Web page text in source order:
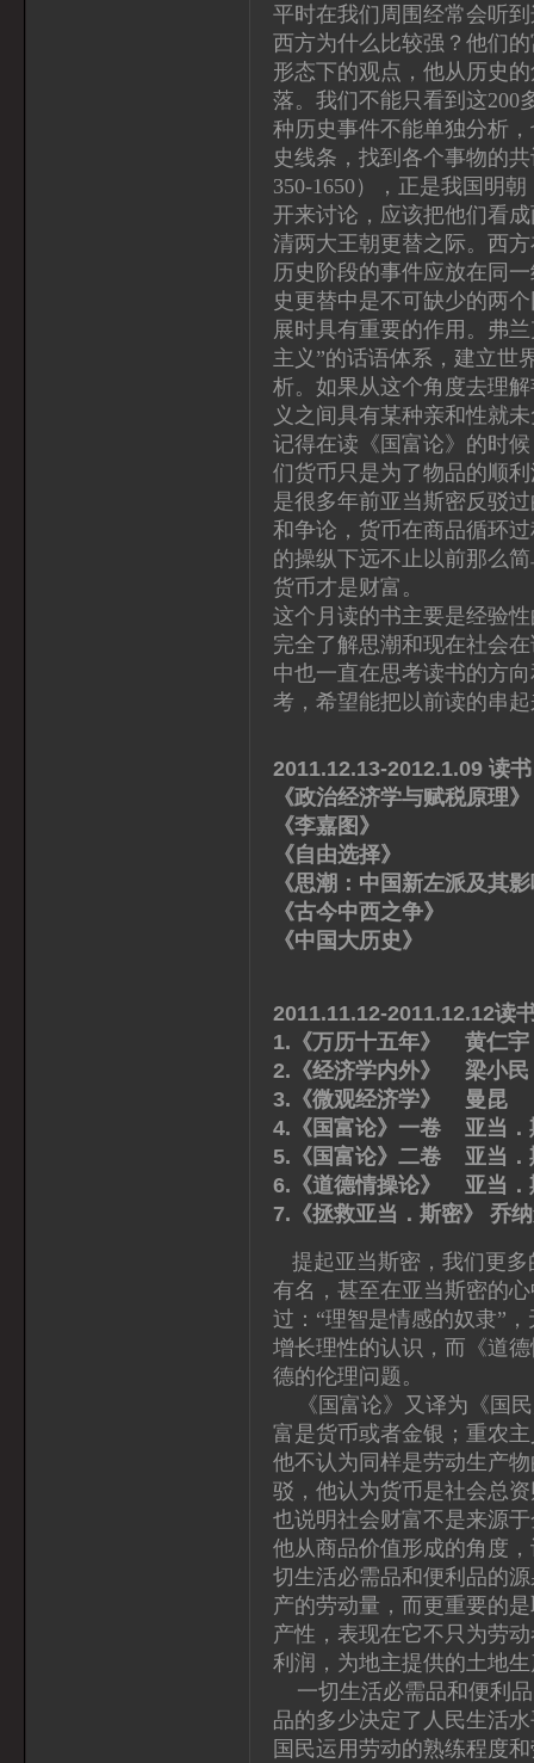
平时在我们周围经常会听
西方为什么比较强？他们
形态下的观点，他从历史
落。我们不能只看到这200
种历史事件不能单独分析
史线条，找到各个事物的
350-1650），正是我国明
开来讨论，应该把他们看
清两大王朝更替之际。西
历史阶段的事件应放在同
史更替中是不可缺少的两
展时具有重要的作用。弗
主义”的话语体系，建立世
析。如果从这个角度去理
义之间具有某种亲和性就
记得在读《国富论》的时
们货币只是为了物品的顺
是很多年前亚当斯密反驳
和争论，货币在商品循环
的操纵下远不止以前那么
货币才是财富。
这个月读的书主要是经验
完全了解思潮和现在社会
中也一直在思考读书的方
考，希望能把以前读的串
2011.12.13-2012.1.09 读书
《政治经济学与赋税原
《李嘉图》 黄
《自由选择》 弗
《思潮：中国新左派及其
《古今中西之争
《中国大历史》
2011.11.12-2011.12.12读
1.《万历十五年》 黄仁宇
2.《经济学内外》 梁小民
3.《微观经济学》 曼昆
4.《国富论》一卷 亚当．
5.《国富论》二卷 亚当．
6.《道德情操论》 亚当．
7.《拯救亚当．斯密》 乔
提起亚当斯密，我们更
有名，甚至在亚当斯密的
过：“理智是情感的奴隶”
增长理性的认识，而《道
德的伦理问题。
《国富论》又译为《国民
富是货币或者金银；重农
他不认为同样是劳动生产
驳，他认为货币是社会总
也说明社会财富不是来源
他从商品价值形成的角度
切生活必需品和便利品的
产的劳动量，而更重要的
产性，表现在它不只为劳
利润，为地主提供的土地
一切生活必需品和便利品
品的多少决定了人民生活
国民运用劳动的熟练程度